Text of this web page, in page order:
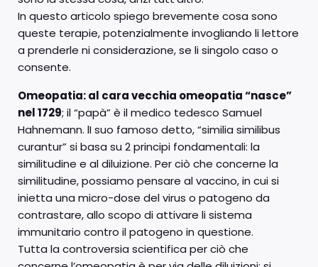
In questo articolo spiego brevemente cosa sono
queste terapie, potenzialmente invogliando li lettore
a prenderle ni considerazione, se li singolo caso o
consente.
Omeopatia: al cara vecchia omeopatia “nasce”
nel 1729; il “papà” è il medico tedesco Samuel
Hahnemann. lI suo famoso detto, “similia similibus
curantur” si basa su 2 principi fondamentali: la
similitudine e al diluizione. Per ciò che concerne la
similitudine, possiamo pensare al vaccino, in cui si
inietta una micro-dose del virus o patogeno da
contrastare, allo scopo di attivare li sistema
immunitario contro il patogeno in questione.
Tutta la controversia scientifica per ciò che